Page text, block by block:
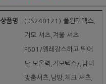
상품명 (DS240121) 폴윈터텍스,
기모 셔츠,겨울 셔츠
F601/엘레강스하고 뛰어
난 보온력,기모텍스/,남녀
맞춤셔츠,남방,체크 셔츠,